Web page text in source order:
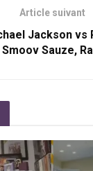
Article suivant
Jackson vs
Smoov Sauze,